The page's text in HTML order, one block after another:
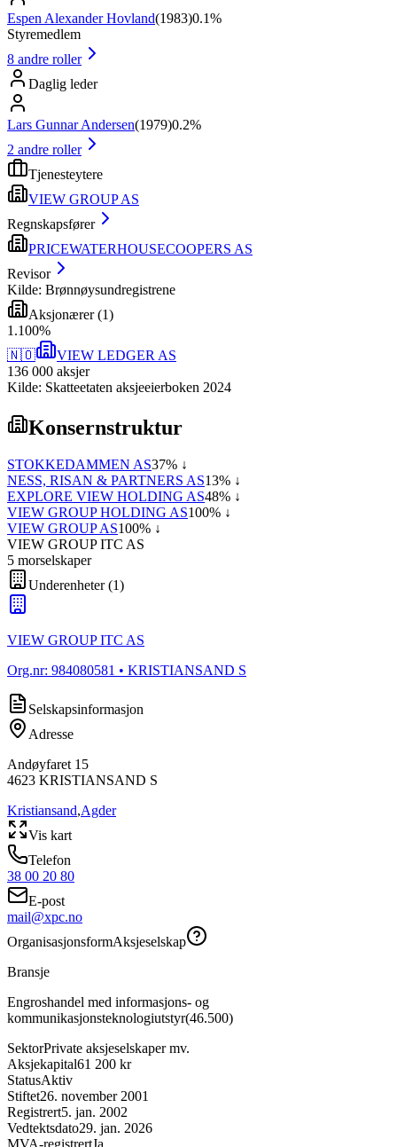
Espen Alexander Hovland(1983)0.1%
Styremedlem
8 andre roller
Daglig leder
Lars Gunnar Andersen(1979)0.2%
2 andre roller
Tjenesteytere
VIEW GROUP AS
Regnskapsfører
PRICEWATERHOUSECOOPERS AS
Revisor
Kilde: Brønnøysundregistrene
Aksjonærer(1)
1 .100%
🇳🇴
VIEW LEDGER AS
136 000 aksjer
Kilde: Skatteetaten aksjeeierboken 2024
Konsernstruktur
STOKKEDAMMEN AS37% ↓
NESS, RISAN & PARTNERS AS13% ↓
EXPLORE VIEW HOLDING AS48% ↓
VIEW GROUP HOLDING AS100% ↓
VIEW GROUP AS100% ↓
VIEW GROUP ITC AS
5 morselskaper
Underenheter(1)
VIEW GROUP ITC AS
Org.nr: 984080581 • KRISTIANSAND S
Selskapsinformasjon
Adresse
Andøyfaret 15
4623 KRISTIANSAND S
Kristiansand,Agder
Vis kart
Telefon
38 00 20 80
E-post
mail@xpc.no
OrganisasjonsformAksjeselskap
Bransje
Engroshandel med informasjons- og
kommunikasjonsteknologiutstyr(46.500)
SektorPrivate aksjeselskaper mv.
Aksjekapital61 200 kr
StatusAktiv
Stiftet26. november 2001
Registrert5. jan. 2002
Vedtektsdato29. jan. 2026